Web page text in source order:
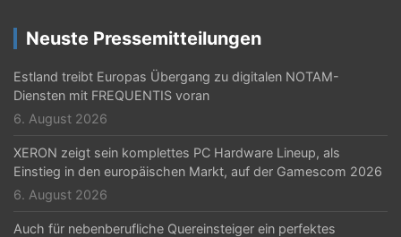
Neuste Pressemitteilungen
Estland treibt Europas Übergang zu digitalen NOTAM-
Diensten mit FREQUENTIS voran
6. August 2026
XERON zeigt sein komplettes PC Hardware Lineup, als
Einstieg in den europäischen Markt, auf der Gamescom 2026
6. August 2026
Auch für nebenberufliche Quereinsteiger ein perfektes